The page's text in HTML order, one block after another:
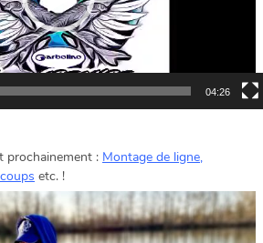
04:26
prochainement : Montage de ligne,
etc. !